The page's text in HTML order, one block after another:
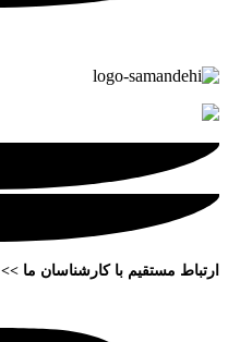
ارتباط مستقیم با کارشناسان ما >>